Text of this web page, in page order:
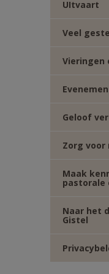
UItvaart
Veel
Vieringen
Geloof
Zorg voor
Maak
pastorale
Naar het
Gistel